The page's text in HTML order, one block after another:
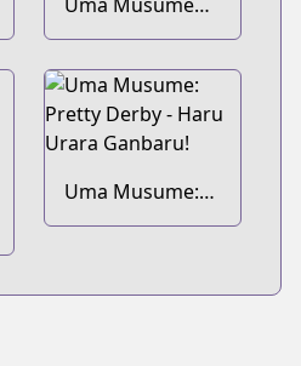
Pretty Derby:
Umamusu Meshi
Uma Musume:
Pretty Derby -